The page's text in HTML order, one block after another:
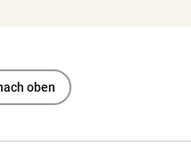
oben